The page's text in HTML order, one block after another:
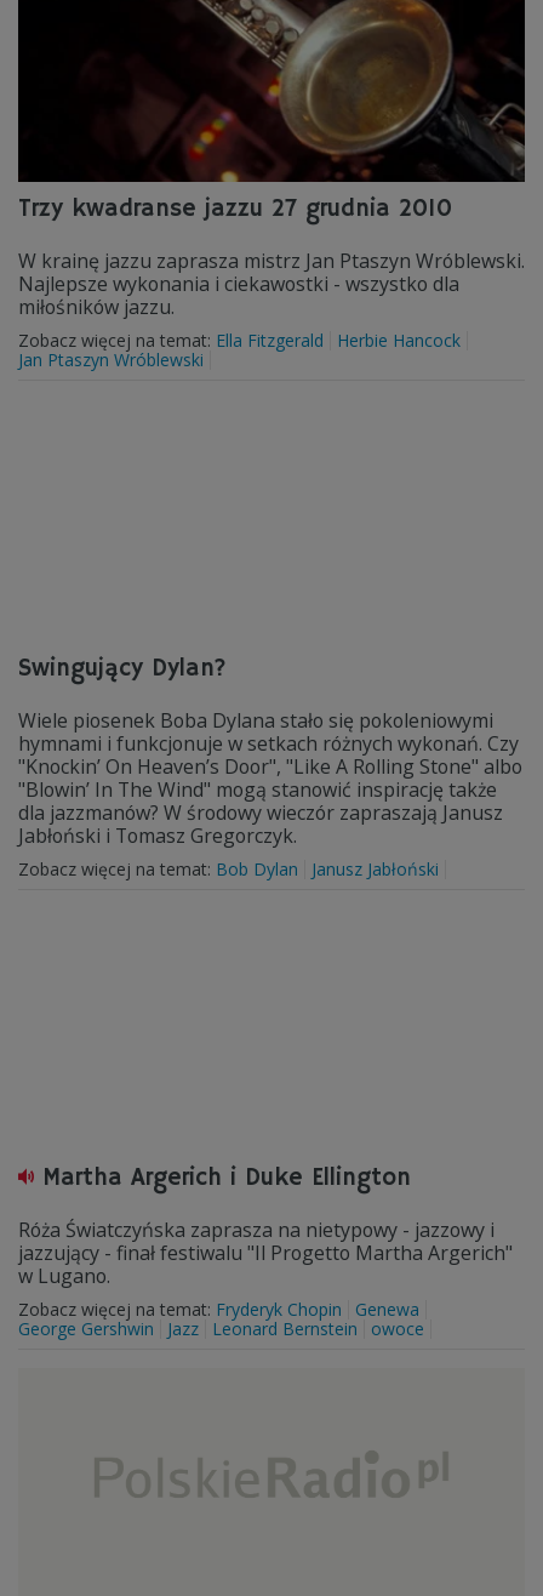
Trzy kwadranse jazzu 27 grudnia 2010
W krainę jazzu zaprasza mistrz Jan Ptaszyn Wróblewski.
Najlepsze wykonania i ciekawostki - wszystko dla
miłośników jazzu.
Zobacz więcej na temat: Ella Fitzgerald
Herbie Hancock
Jan Ptaszyn Wróblewski
Swingujący Dylan?
Wiele piosenek Boba Dylana stało się pokoleniowymi
hymnami i funkcjonuje w setkach różnych wykonań. Czy
"Knockin’ On Heaven’s Door", "Like A Rolling Stone" albo
"Blowin’ In The Wind" mogą stanowić inspirację także
dla jazzmanów? W środowy wieczór zapraszają Janusz
Jabłoński i Tomasz Gregorczyk.
Zobacz więcej na temat: Bob Dylan Janusz Jabłoński
Martha Argerich i Duke Ellington
Róża Światczyńska zaprasza na nietypowy - jazzowy i
jazzujący - finał festiwalu "Il Progetto Martha Argerich"
w Lugano.
Zobacz więcej na temat: Fryderyk Chopin
Genewa
George Gershwin
Jazz Leonard Bernstein owoce